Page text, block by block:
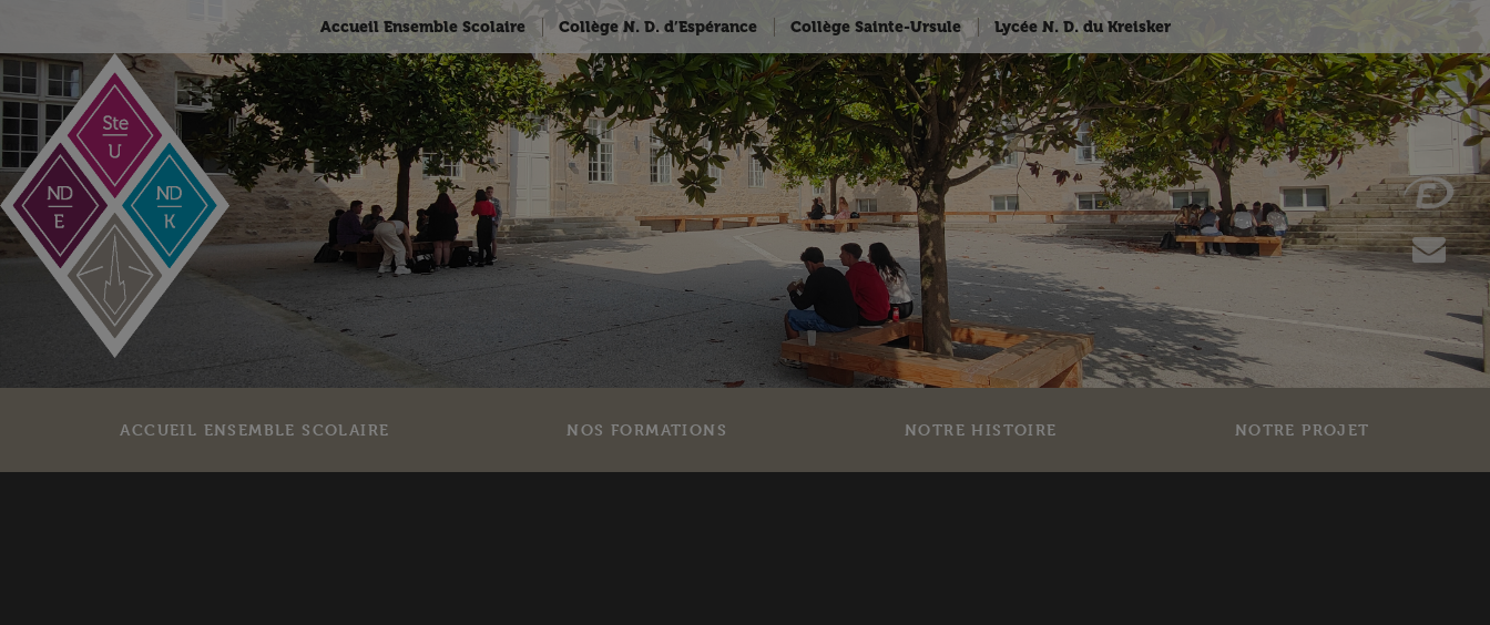
Accueil Ensemble Scolaire Collège N. D. d’Espérance Collège Sainte-Ursule Lycée N. D. du Kreisker
ACCUEIL ENSEMBLE SCOLAIRE NOS FORMATIONS NOTRE HISTOIRE NOTRE PROJET